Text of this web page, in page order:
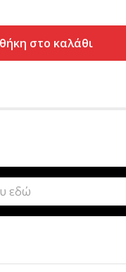
στο καλάθι